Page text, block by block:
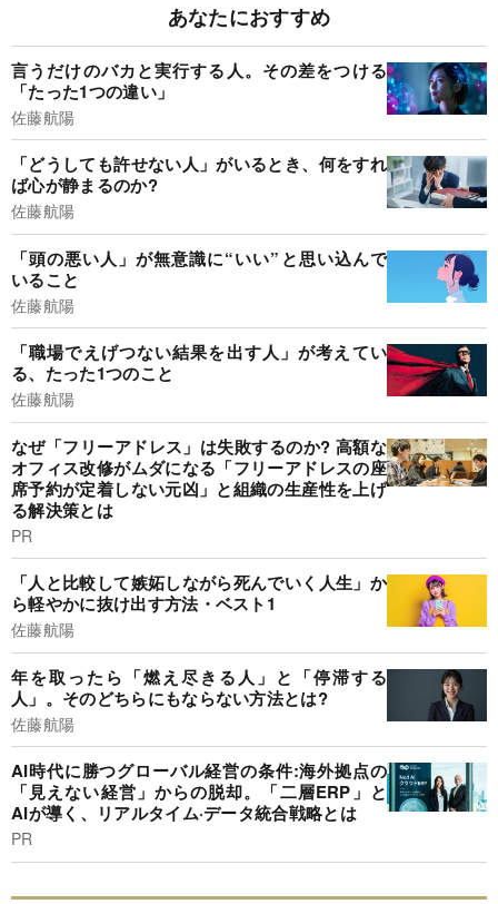
あなたにおすすめ
言うだけのバカと実行する人。その差をつける
「たった1つの違い」
佐藤航陽
「どうしても許せない人」がいるとき、何をすれ
ば心が静まるのか?
佐藤航陽
「頭の悪い人」が無意識に“いい”と思い込んで
いること
佐藤航陽
「職場でえげつない結果を出す人」が考えてい
る、たった1つのこと
佐藤航陽
なぜ「フリーアドレス」は失敗するのか? 高額な
オフィス改修がムダになる「フリーアドレスの座
席予約が定着しない元凶」と組織の生産性を上げ
る解決策とは
PR
「人と比較して嫉妬しながら死んでいく人生」か
ら軽やかに抜け出す方法・ベスト1
佐藤航陽
年を取ったら「燃え尽きる人」と「停滞する
人」。そのどちらにもならない方法とは?
佐藤航陽
AI時代に勝つグローバル経営の条件:海外拠点の
「見えない経営」からの脱却。「二層ERP」と
AIが導く、リアルタイム·データ統合戦略とは
PR